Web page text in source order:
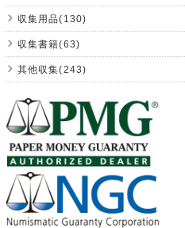
収集用品(130)
収集書籍(63)
其他収集(243)